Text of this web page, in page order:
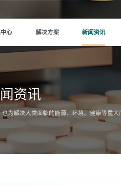
心 解决方案 新闻资讯
资讯
为解决人类面临的能源、环境、健康等重大